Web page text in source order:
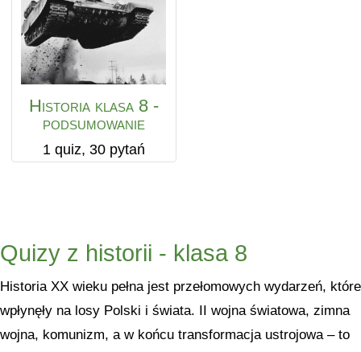
Historia klasa 8 -
podsumowanie
1 quiz, 30 pytań
Quizy z historii - klasa 8
Historia XX wieku pełna jest przełomowych wydarzeń, które
wpłynęły na losy Polski i świata. II wojna światowa, zimna
wojna, komunizm, a w końcu transformacja ustrojowa – to